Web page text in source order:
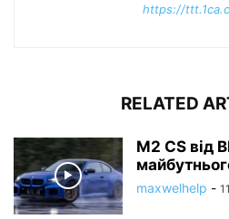
https://
RELATED
M2 CS від
maxwelhelp -